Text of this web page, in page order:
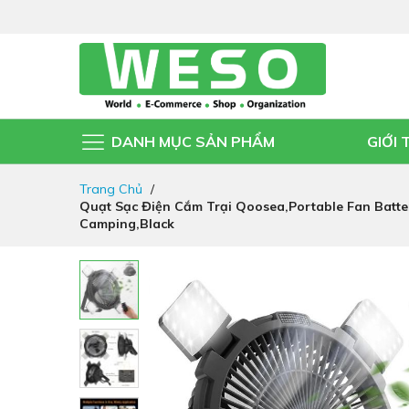
DANH MỤC SẢN PHẨM GIỚI
Trang Chủ
Quạt Sạc Điện Cắm Trại Qoosea,Portable Fan
Camping,Black
Chuyển
đến
phần
đầu
của
thư
viện